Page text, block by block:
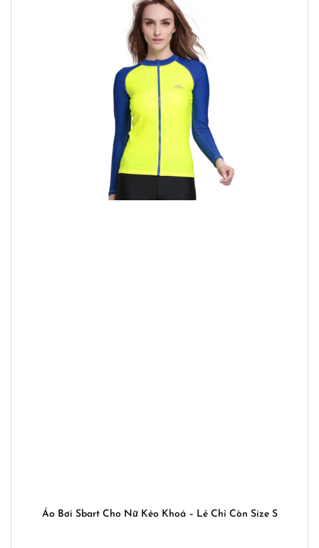
Áo Bơi Sbart Cho Nữ Kéo Khoá – Lẻ Chỉ Còn Size S